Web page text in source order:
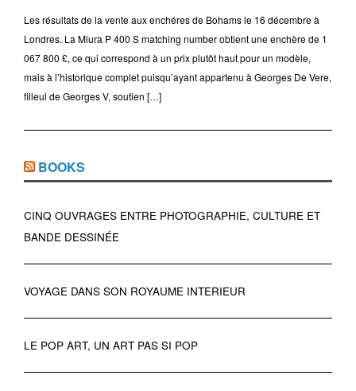
Les résultats de la vente aux enchéres de Bohams le 16 décembre à
Londres. La Miura P 400 S matching number obtient une enchère de 1
067 800 £, ce qui correspond à un prix plutôt haut pour un modèle,
mais à l’historique complet puisqu’ayant appartenu à Georges De Vere,
filleul de Georges V, soutien […]
BOOKS
CINQ OUVRAGES ENTRE PHOTOGRAPHIE, CULTURE ET
BANDE DESSINÉE
VOYAGE DANS SON ROYAUME INTERIEUR
LE POP ART, UN ART PAS SI POP